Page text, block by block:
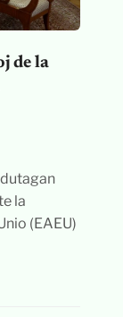
de la
la
(EAEU)